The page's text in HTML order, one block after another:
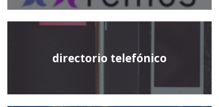
directorio telefónico